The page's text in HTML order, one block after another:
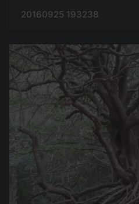
20160925 193238